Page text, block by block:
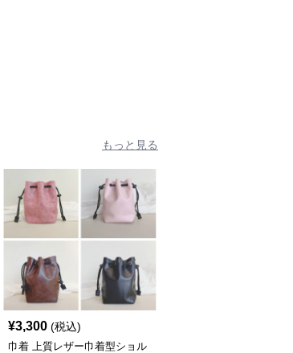
もっと見る
¥3,300 (税込)
巾着 上質レザー巾着型ショル